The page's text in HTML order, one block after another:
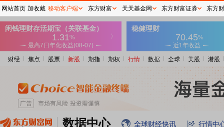
财经 焦点 股票 新股 期指 期权 行情 数据 全球 美股 港股
数据中心 全球财经快讯 行情中
网站首页 加收藏 移动客户端 东方财富 天天基金网 东方财富证券 东方